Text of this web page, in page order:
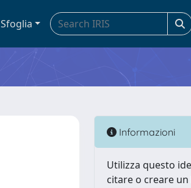
Sfoglia
Informazioni
Utilizza questo
citare o creare